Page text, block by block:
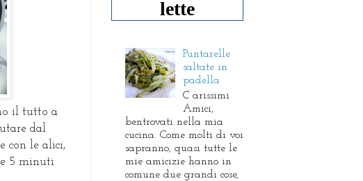
il tutto a
dal
con le alici,
5 minuti
lette
Puntarelle
saltate in
padella
C arissimi
Amici,
bentrovati nella mia
cucina. Come molti di voi
sapranno, quasi tutte le
mie amicizie hanno in
comune due grandi cose,